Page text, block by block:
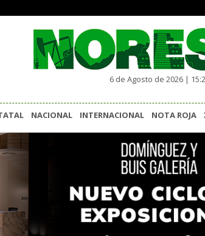
6 de Agosto de 2026 |
NACIONAL INTERNACIONAL NOTA ROJA